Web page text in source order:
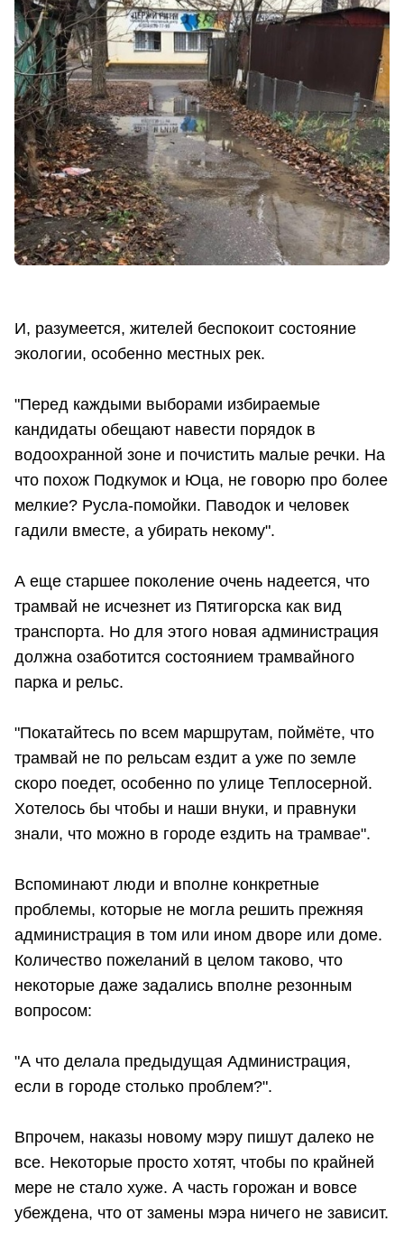
И, разумеется, жителей беспокоит состояние
экологии, особенно местных рек.
"Перед каждыми выборами избираемые
кандидаты обещают навести порядок в
водоохранной зоне и почистить малые речки. На
что похож Подкумок и Юца, не говорю про более
мелкие? Русла-помойки. Паводок и человек
гадили вместе, а убирать некому".
А еще старшее поколение очень надеется, что
трамвай не исчезнет из Пятигорска как вид
транспорта. Но для этого новая администрация
должна озаботится состоянием трамвайного
парка и рельс.
"Покатайтесь по всем маршрутам, поймёте, что
трамвай не по рельсам ездит а уже по земле
скоро поедет, особенно по улице Теплосерной.
Хотелось бы чтобы и наши внуки, и правнуки
знали, что можно в городе ездить на трамвае".
Вспоминают люди и вполне конкретные
проблемы, которые не могла решить прежняя
администрация в том или ином дворе или доме.
Количество пожеланий в целом таково, что
некоторые даже задались вполне резонным
вопросом:
"А что делала предыдущая Администрация,
если в городе столько проблем?".
Впрочем, наказы новому мэру пишут далеко не
все. Некоторые просто хотят, чтобы по крайней
мере не стало хуже. А часть горожан и вовсе
убеждена, что от замены мэра ничего не зависит.